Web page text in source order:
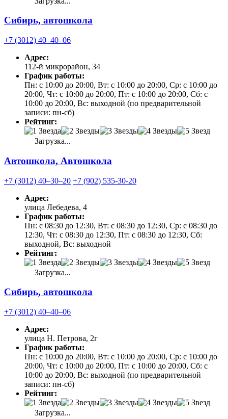
Сибирь, автошкола
+7 (3012) 40‒40‒06
Адрес:
112-й микрорайон, 34
График работы:
Пн: с 10:00 до 20:00, Вт: с 10:00 до 20:00, Ср: с 10:00 до
20:00, Чт: с 10:00 до 20:00, Пт: с 10:00 до 20:00, Сб: с
10:00 до 20:00, Вс: выходной (по предварительной
записи: пн-сб)
Рейтинг:
Загрузка...
Автошкола, Автошкола
+7 (3012) 40‒30‒20 +7 (902) 535-30-20
Адрес:
улица Лебедева, 4
График работы:
Пн: с 08:30 до 12:30, Вт: с 08:30 до 12:30, Ср: с 08:30 до
12:30, Чт: с 08:30 до 12:30, Пт: с 08:30 до 12:30, Сб:
выходной, Вс: выходной
Рейтинг:
Загрузка...
Сибирь, автошкола
+7 (3012) 40‒40‒06
Адрес:
улица Н. Петрова, 2г
График работы:
Пн: с 10:00 до 20:00, Вт: с 10:00 до 20:00, Ср: с 10:00 до
20:00, Чт: с 10:00 до 20:00, Пт: с 10:00 до 20:00, Сб: с
10:00 до 20:00, Вс: выходной (по предварительной
записи: пн-сб)
Рейтинг:
Загрузка...